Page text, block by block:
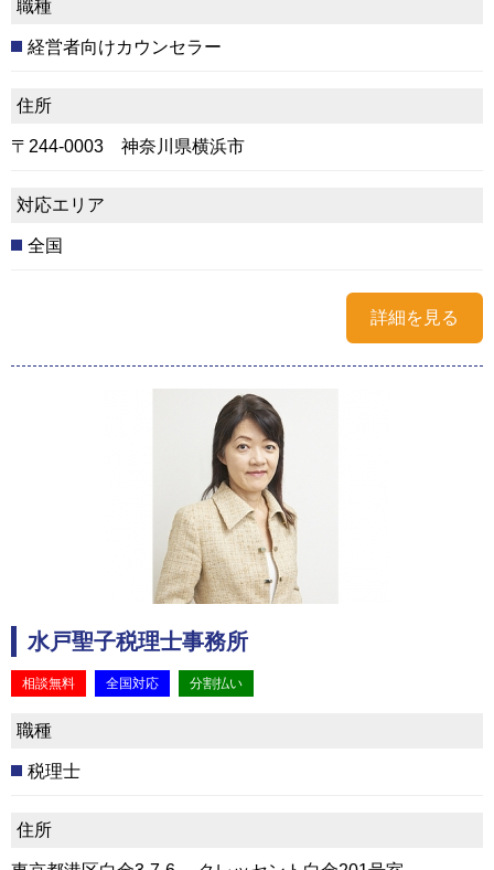
職種
経営者向けカウンセラー
住所
〒244-0003 神奈川県横浜市
対応エリア
全国
詳細を見る
水戸聖子税理士事務所
相談無料 全国対応 分割払い
職種
税理士
住所